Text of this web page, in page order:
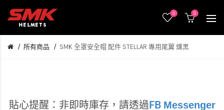
0 0
所有商品 SMK 全罩安全帽 配件 STELLAR 專用尾翼 燻黑
貼心提醒：非即時庫存， 請透過 FB Messenger